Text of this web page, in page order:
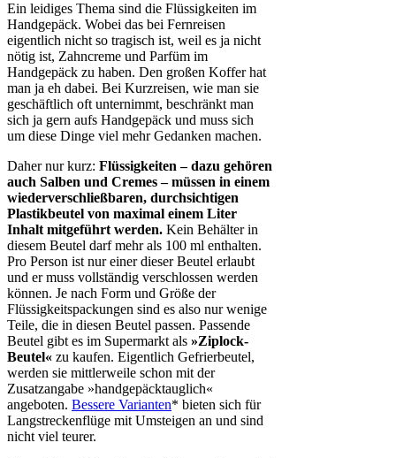
Ein leidiges Thema sind die Flüssigkeiten im
Handgepäck. Wobei das bei Fernreisen
eigentlich nicht so tragisch ist, weil es ja nicht
nötig ist, Zahncreme und Parfüm im
Handgepäck zu haben. Den großen Koffer hat
man ja eh dabei. Bei Kurzreisen, wie man sie
geschäftlich oft unternimmt, beschränkt man
sich ja gern aufs Handgepäck und muss sich
um diese Dinge viel mehr Gedanken machen.
Daher nur kurz: Flüssigkeiten – dazu gehören
auch Salben und Cremes – müssen in einem
wiederverschließbaren, durchsichtigen
Plastikbeutel von maximal einem Liter
Inhalt mitgeführt werden. Kein Behälter in
diesem Beutel darf mehr als 100 ml enthalten.
Pro Person ist nur einer dieser Beutel erlaubt
und er muss vollständig verschlossen werden
können. Je nach Form und Größe der
Flüssigkeitspackungen sind es also nur wenige
Teile, die in diesen Beutel passen. Passende
Beutel gibt es im Supermarkt als »Ziplock-
Beutel« zu kaufen. Eigentlich Gefrierbeutel,
werden sie mittlerweile schon mit der
Zusatzangabe »handgepäcktauglich«
angeboten. Bessere Varianten* bieten sich für
Langstreckenflüge mit Umsteigen an und sind
nicht viel teurer.